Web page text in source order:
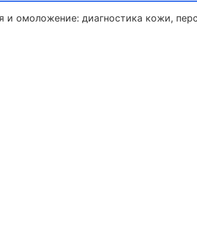
омоложение: диагностика кожи,